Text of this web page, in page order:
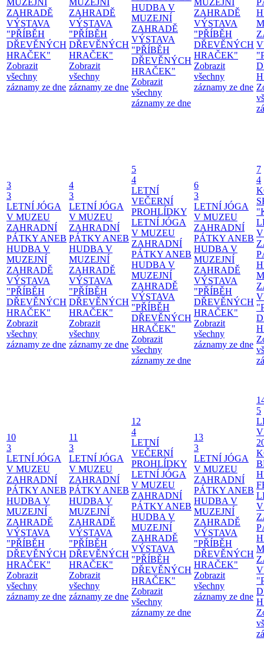
ZAHRADĚ
VÝSTAVA
"PŘÍBĚH
DŘEVĚNÝCH
HRAČEK"
Zobrazit
všechny
záznamy ze dne
ZAHRADĚ
VÝSTAVA
"PŘÍBĚH
DŘEVĚNÝCH
HRAČEK"
Zobrazit
všechny
záznamy ze dne
HUDBA V
MUZEJNÍ
ZAHRADĚ
VÝSTAVA
"PŘÍBĚH
DŘEVĚNÝCH
HRAČEK"
Zobrazit
všechny
záznamy ze dne
ZAHRADĚ
VÝSTAVA
"PŘÍBĚH
DŘEVĚNÝCH
HRAČEK"
Zobrazit
všechny
záznamy ze dne
3
3
LETNÍ JÓGA
V MUZEU
ZAHRADNÍ
PÁTKY ANEB
HUDBA V
MUZEJNÍ
ZAHRADĚ
VÝSTAVA
"PŘÍBĚH
DŘEVĚNÝCH
HRAČEK"
Zobrazit
všechny
záznamy ze dne
4
3
LETNÍ JÓGA
V MUZEU
ZAHRADNÍ
PÁTKY ANEB
HUDBA V
MUZEJNÍ
ZAHRADĚ
VÝSTAVA
"PŘÍBĚH
DŘEVĚNÝCH
HRAČEK"
Zobrazit
všechny
záznamy ze dne
5
4
LETNÍ
VEČERNÍ
PROHLÍDKY
LETNÍ JÓGA
V MUZEU
ZAHRADNÍ
PÁTKY ANEB
HUDBA V
MUZEJNÍ
ZAHRADĚ
VÝSTAVA
"PŘÍBĚH
DŘEVĚNÝCH
HRAČEK"
Zobrazit
všechny
záznamy ze dne
6
3
LETNÍ JÓGA
V MUZEU
ZAHRADNÍ
PÁTKY ANEB
HUDBA V
MUZEJNÍ
ZAHRADĚ
VÝSTAVA
"PŘÍBĚH
DŘEVĚNÝCH
HRAČEK"
Zobrazit
všechny
záznamy ze dne
7
4
10
3
LETNÍ JÓGA
V MUZEU
ZAHRADNÍ
PÁTKY ANEB
HUDBA V
MUZEJNÍ
ZAHRADĚ
VÝSTAVA
"PŘÍBĚH
DŘEVĚNÝCH
HRAČEK"
Zobrazit
všechny
záznamy ze dne
11
3
LETNÍ JÓGA
V MUZEU
ZAHRADNÍ
PÁTKY ANEB
HUDBA V
MUZEJNÍ
ZAHRADĚ
VÝSTAVA
"PŘÍBĚH
DŘEVĚNÝCH
HRAČEK"
Zobrazit
všechny
záznamy ze dne
12
4
LETNÍ
VEČERNÍ
PROHLÍDKY
LETNÍ JÓGA
V MUZEU
ZAHRADNÍ
PÁTKY ANEB
HUDBA V
MUZEJNÍ
ZAHRADĚ
VÝSTAVA
"PŘÍBĚH
DŘEVĚNÝCH
HRAČEK"
Zobrazit
všechny
záznamy ze dne
13
3
LETNÍ JÓGA
V MUZEU
ZAHRADNÍ
PÁTKY ANEB
HUDBA V
MUZEJNÍ
ZAHRADĚ
VÝSTAVA
"PŘÍBĚH
DŘEVĚNÝCH
HRAČEK"
Zobrazit
všechny
záznamy ze dne
5